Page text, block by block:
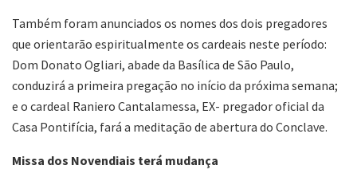
Também foram anunciados os nomes dos dois pregadores
que orientarão espiritualmente os cardeais neste período:
Dom Donato Ogliari, abade da Basílica de São Paulo,
conduzirá a primeira pregação no início da próxima semana;
e o cardeal Raniero Cantalamessa, EX- pregador oficial da
Casa Pontifícia, fará a meditação de abertura do Conclave.
Missa dos Novendiais terá mudança